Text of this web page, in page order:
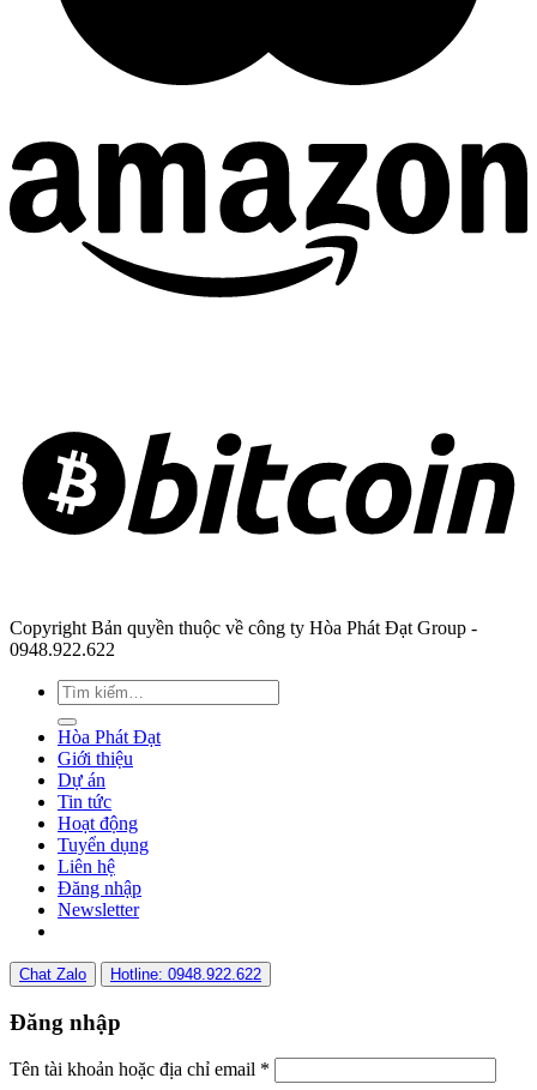
Copyright Bản quyền thuộc về công ty Hòa Phát Đạt Group -
0948.922.622
Hòa Phát Đạt
Giới thiệu
Dự án
Tin tức
Hoạt động
Tuyển dụng
Liên hệ
Đăng nhập
Newsletter
Chat Zalo Hotline: 0948.922.622
Đăng nhập
Tên tài khoản hoặc địa chỉ email *